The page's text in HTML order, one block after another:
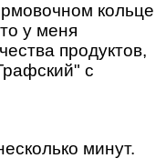
кольце
у меня
продуктов,
с
минут.